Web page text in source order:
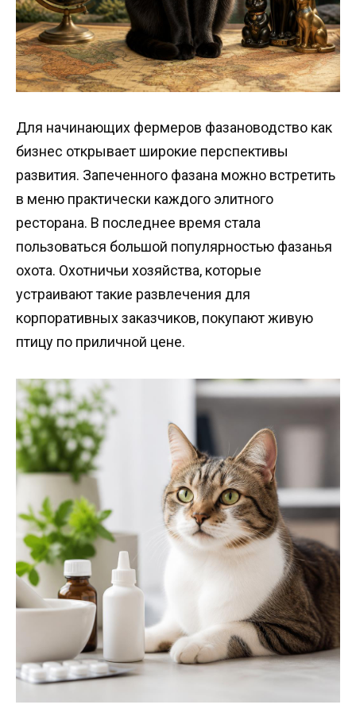
Для начинающих фермеров фазановодство как
бизнес открывает широкие перспективы
развития. Запеченного фазана можно встретить
в меню практически каждого элитного
ресторана. В последнее время стала
пользоваться большой популярностью фазанья
охота. Охотничьи хозяйства, которые
устраивают такие развлечения для
корпоративных заказчиков, покупают живую
птицу по приличной цене.